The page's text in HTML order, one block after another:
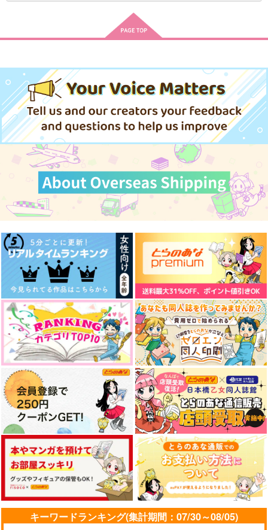
キーワードランキング(集計期間：07/30～08/05)